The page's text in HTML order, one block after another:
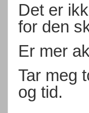
Det er
for den
Er mer
Tar meg
og tid.